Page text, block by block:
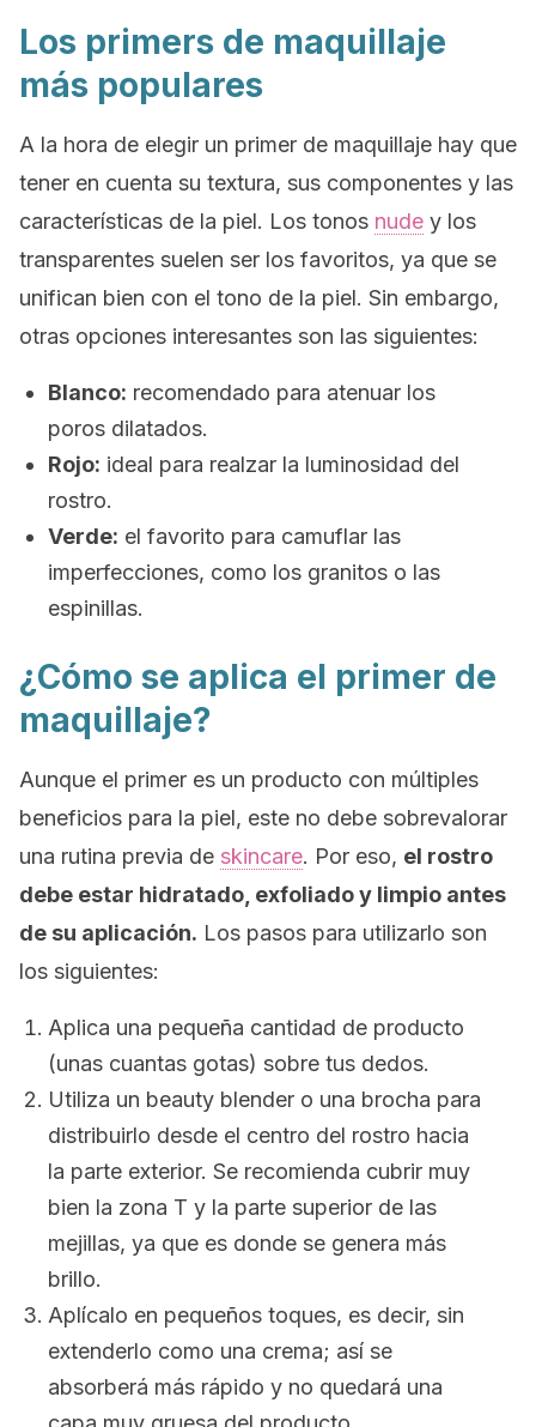
Los primers de maquillaje
más populares
A la hora de elegir un primer de maquillaje hay que
tener en cuenta su textura, sus componentes y las
características de la piel. Los tonos nude y los
transparentes suelen ser los favoritos, ya que se
unifican bien con el tono de la piel. Sin embargo,
otras opciones interesantes son las siguientes:
Blanco: recomendado para atenuar los
poros dilatados.
Rojo: ideal para realzar la luminosidad del
rostro.
Verde: el favorito para camuflar las
imperfecciones, como los granitos o las
espinillas.
¿Cómo se aplica el primer de
maquillaje?
Aunque el primer es un producto con múltiples
beneficios para la piel, este no debe sobrevalorar
una rutina previa de skincare. Por eso, el rostro
debe estar hidratado, exfoliado y limpio antes
de su aplicación. Los pasos para utilizarlo son
los siguientes:
Aplica una pequeña cantidad de producto
(unas cuantas gotas) sobre tus dedos.
Utiliza un beauty blender o una brocha para
distribuirlo desde el centro del rostro hacia
la parte exterior. Se recomienda cubrir muy
bien la zona T y la parte superior de las
mejillas, ya que es donde se genera más
brillo.
Aplícalo en pequeños toques, es decir, sin
extenderlo como una crema; así se
absorberá más rápido y no quedará una